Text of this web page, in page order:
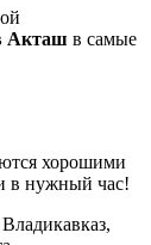
Акташ в самые
хорошими
в нужный час!